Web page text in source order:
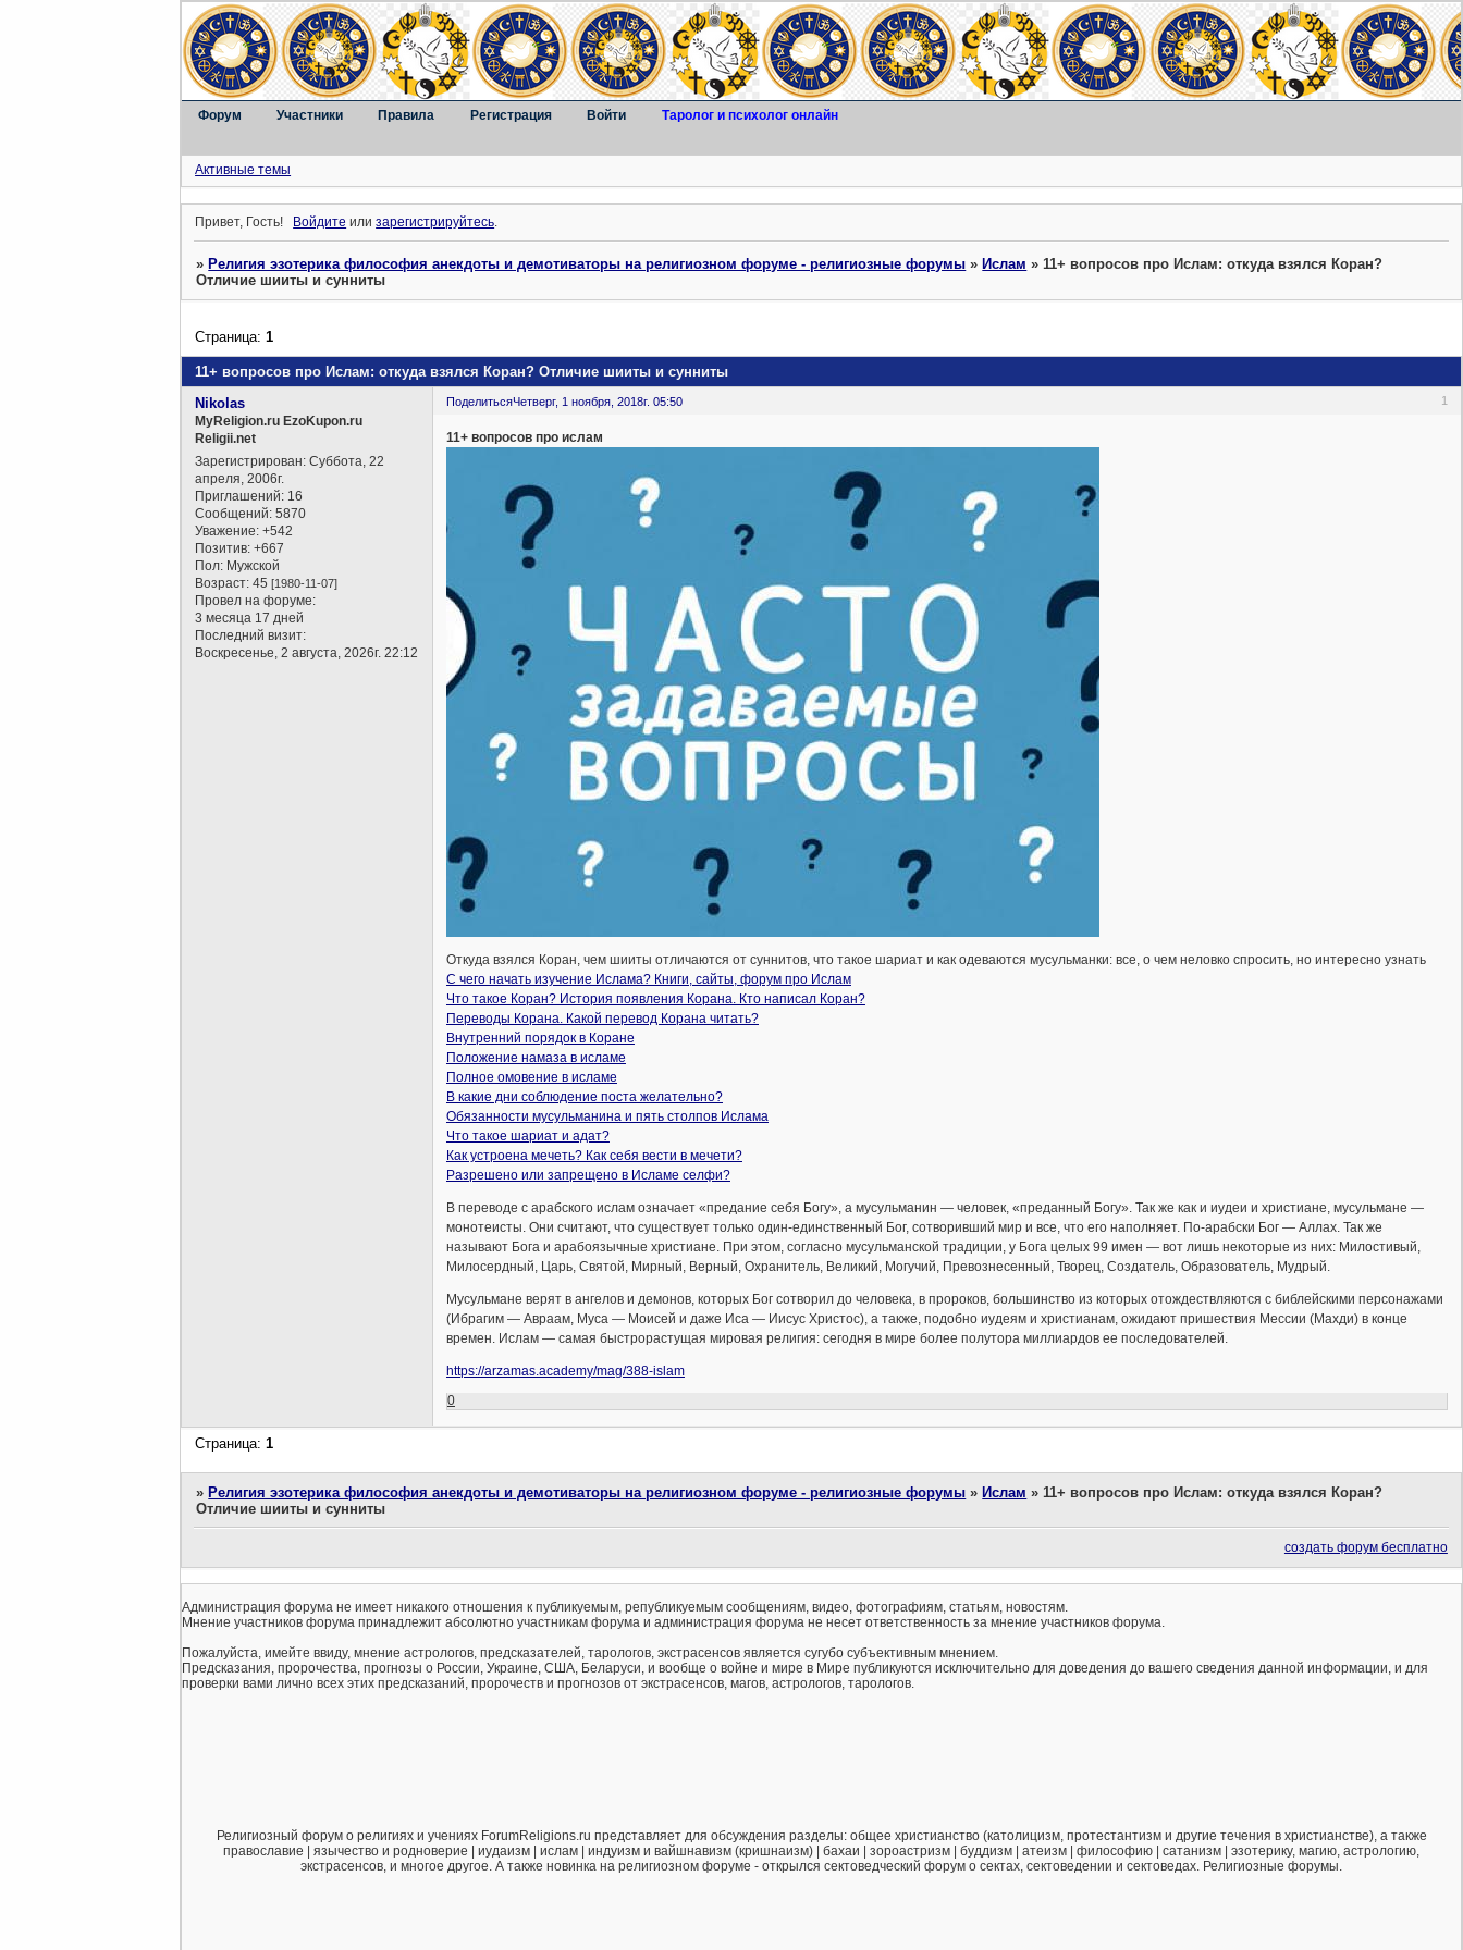
Форум Участники Правила Регистрация Войти Таролог и психолог онлайн
Активные темы
Привет, Гость! Войдите илизарегистрируйтесь.
»Религия эзотерика философия анекдоты и демотиваторы на религиозном форуме - религиозные форумы »Ислам » 11+ вопросов про Ислам: откуда взялся Коран?
Отличие шииты и сунниты
11+ вопросов про Ислам: откуда взялся Коран? Отличие шииты и сунниты
Страница:1
Поделиться 1
Четверг, 1 ноября, 2018г. 05:50
Nikolas
MyReligion.ru EzoKupon.ru
Religii.net
Зарегистрирован: Суббота, 22
апреля, 2006г.
Приглашений: 16
Сообщений: 5870
Уважение: +542
Позитив: +667
Пол: Мужской
Возраст: 45[1980-11-07]
Провел на форуме:
3 месяца 17 дней
Последний визит:
Воскресенье, 2 августа, 2026г. 22:12
11+ вопросов про ислам
Откуда взялся Коран, чем шииты отличаются от суннитов, что такое шариат и как одеваются мусульманки: все, о чем неловко спросить, но интересно узнать
С чего начать изучение Ислама? Книги, сайты, форум про Ислам
Что такое Коран? История появления Корана. Кто написал Коран?
Переводы Корана. Какой перевод Корана читать?
Внутренний порядок в Коране
Положение намаза в исламе
Полное омовение в исламе
В какие дни соблюдение поста желательно?
Обязанности мусульманина и пять столпов Ислама
Что такое шариат и адат?
Как устроена мечеть? Как себя вести в мечети?
Разрешено или запрещено в Исламе селфи?
В переводе с арабского ислам означает «предание себя Богу», а мусульма­нин — человек, «преданный Богу». Так же как и иудеи и христиане, мусуль­мане —
монотеисты. Они считают, что существует только один-единственный Бог, сотворивший мир и все, что его наполняет. По-арабски Бог — Аллах. Так же
называют Бога и арабоязычные христиане. При этом, согласно му­сульманской традиции, у Бога целых 99 имен — вот лишь некоторые из них: Милостивый,
Милосердный, Царь, Святой, Мирный, Верный, Охранитель, Великий, Могучий, Превознесенный, Творец, Создатель, Образователь, Мудрый.
Мусульмане верят в ангелов и демонов, которых Бог сотворил до человека, в пророков, большинство из которых отождествляются с библейскими персонажами
(Ибрагим — Авраам, Муса — Моисей и даже Иса — Иисус Христос), а также, подобно иудеям и христианам, ожидают пришествия Мессии (Махди) в конце
времен. Ислам — самая быстрорастущая мировая религия: сегодня в мире более полутора миллиардов ее последователей.
https://arzamas.academy/mag/388-islam
0
Страница:1
» Религия эзотерика философия анекдоты и демотиваторы на религиозном форуме - религиозные форумы » Ислам »11+ вопросов про Ислам: откуда взялся Коран?
Отличие шииты и сунниты
создать форум бесплатно
Администрация форума не имеет никакого отношения к публикуемым, републикуемым сообщениям, видео, фотографиям, статьям, новостям.
Мнение участников форума принадлежит абсолютно участникам форума и администрация форума не несет ответственность за мнение участников форума.
Пожалуйста, имейте ввиду, мнение астрологов, предсказателей, тарологов, экстрасенсов является сугубо субъективным мнением.
Предсказания, пророчества, прогнозы о России, Украине, США, Беларуси, и вообще о войне и мире в Мире публикуются исключительно для доведения до вашего сведения данной информации, и для
проверки вами лично всех этих предсказаний, пророчеств и прогнозов от экстрасенсов, магов, астрологов, тарологов.
Религиозный форум о религиях и учениях ForumReligions.ru представляет для обсуждения разделы: общее христианство (католицизм, протестантизм и другие течения в христианстве), а также
православие | язычество и родноверие | иудаизм | ислам | индуизм и вайшнавизм (кришнаизм) | бахаи | зороастризм | буддизм | атеизм | философию | сатанизм | эзотерику, магию, астрологию,
экстрасенсов, и многое другое. А также новинка на религиозном форуме - открылся сектоведческий форум о сектах, сектоведении и сектоведах. Религиозные форумы.